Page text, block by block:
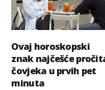
Ovaj horoskopski
znak najčešće
čovjeka u prvih pet
minuta